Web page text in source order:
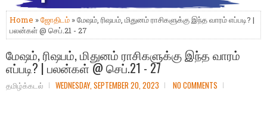
Home »ஜோதிடம் » மேஷம், ரிஷபம், மிதுனம் ராசிகளுக்கு இந்த வாரம் எப்படி? |
பலன்கள் @ செப்.21 - 27
மேஷம், ரிஷபம், மிதுனம் ராசிகளுக்கு இந்த வாரம்
எப்படி? | பலன்கள் @ செப்.21 - 27
தமிழ்க்கடல் WEDNESDAY, SEPTEMBER 20, 2023 NO COMMENTS